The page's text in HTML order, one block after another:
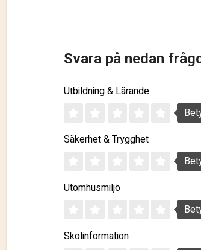
Svara på nedan
Utbildning & Lärande
Säkerhet & Trygghet
Utomhusmiljö
Skolinformation